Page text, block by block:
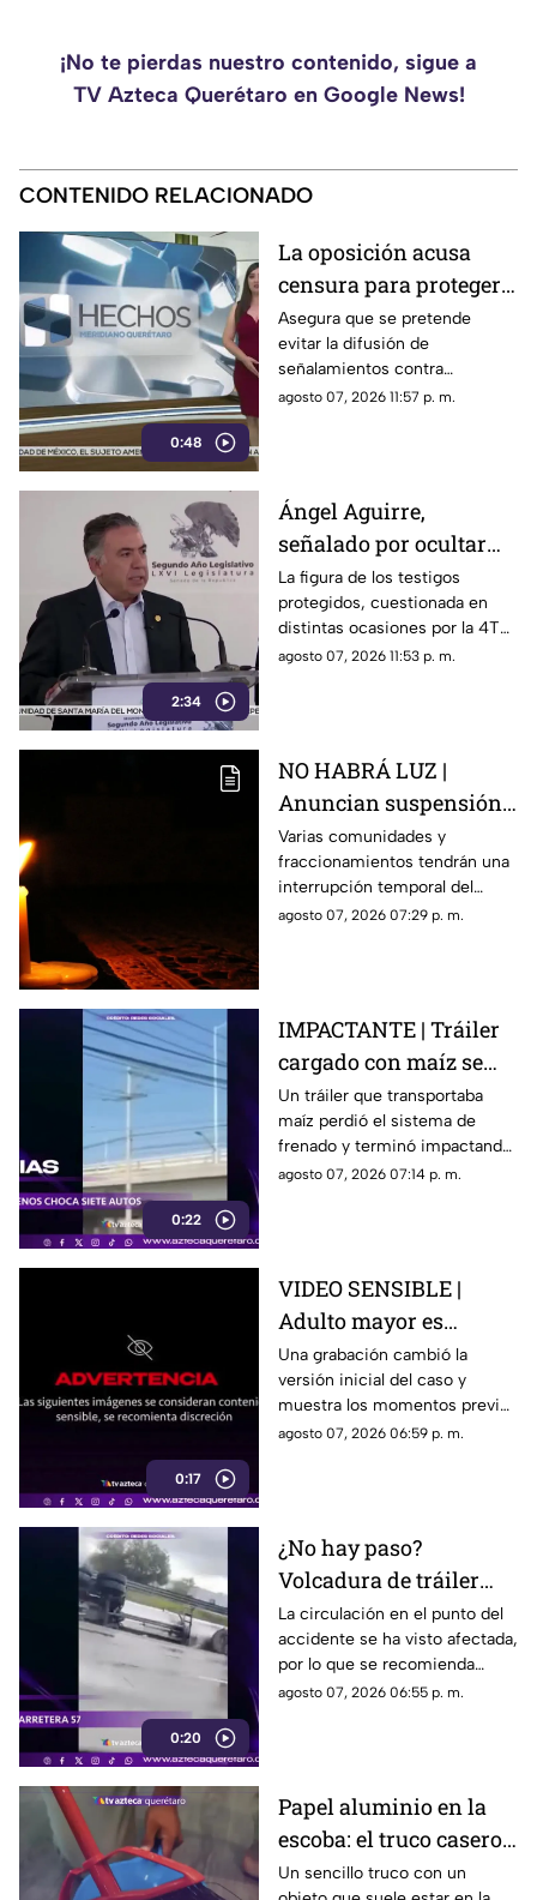
¡No te pierdas nuestro contenido, sigue a
TV Azteca Querétaro en Google News!
CONTENIDO RELACIONADO
0:48
La oposición acusa
censura para proteger a
presuntos
narcopolíticos
vinculados a la 4T
Asegura que se pretende
evitar la difusión de
señalamientos contra
presuntos narcopolíticos
agosto 07, 2026 11:57 p. m.
2:34
Ángel Aguirre,
señalado por ocultar
evidencia del caso
Ayotzinapa
La figura de los testigos
protegidos, cuestionada en
distintas ocasiones por la 4T
cuando es utilizada por
investigación contra el
exgobernador
agosto 07, 2026 11:53 p. m.
NO HABRÁ LUZ |
Anuncian suspensión
del suministro eléctrico
en Querétaro; estás
serán las zonas
afectadas
Varias comunidades y
fraccionamientos tendrán una
interrupción temporal del
servicio eléctrico durante
agosto 07, 2026 07:29 p. m.
0:22
IMPACTANTE | Tráiler
cargado con maíz se
queda sin frenos y
embiste a siete
vehículos
Un tráiler que transportaba
maíz perdió el sistema de
frenado y terminó impactando
a siete vehículos que
agosto 07, 2026 07:14 p. m.
0:17
VIDEO SENSIBLE |
Adulto mayor es
atropell4do por tráiler;
fue empujado antes de
m0rir
Una grabación cambió la
versión inicial del caso y
muestra los momentos previos
al atropellamiento ocurrido en
agosto 07, 2026 06:59 p. m.
0:20
¿No hay paso?
Volcadura de tráiler
colapsa este punto de la
carretera 57
La circulación en el punto del
accidente se ha visto afectada,
por lo que se recomienda
considerar tiempos de
agosto 07, 2026 06:55 p. m.
Papel aluminio en la
escoba: el truco casero
que se volvió viral
Un sencillo truco con un